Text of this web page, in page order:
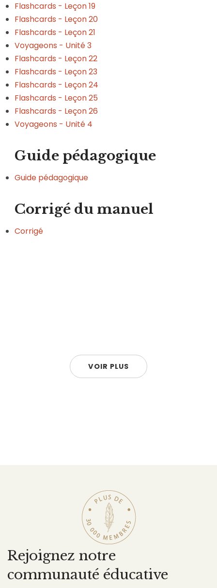
Flashcards - Leçon 19
Flashcards - Leçon 20
Flashcards - Leçon 21
Voyageons - Unité 3
Flashcards - Leçon 22
Flashcards - Leçon 23
Flashcards - Leçon 24
Flashcards - Leçon 25
Flashcards - Leçon 26
Voyageons - Unité 4
Guide pédagogique
Guide pédagogique
Corrigé du manuel
Corrigé
VOIR PLUS
Rejoignez notre
communauté éducative